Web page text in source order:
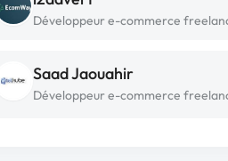
Développeur e-commerce
Saad Jaouahir